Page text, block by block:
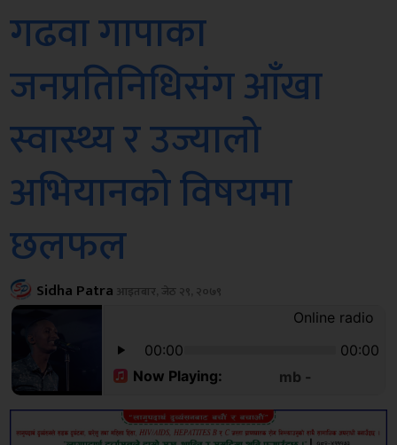
गढवा गापाका
जनप्रतिनिधिसंग आँखा
स्वास्थ्य र उज्यालो
अभियानको विषयमा
छलफल
Sidha Patra आइतबार, जेठ २९, २०७९